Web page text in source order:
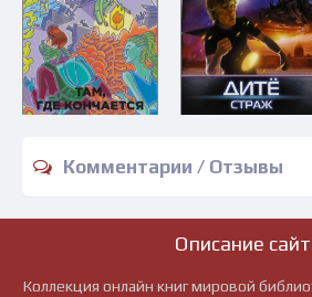
Комментарии / Отзывы
Описание
Коллекция онлайн книг мировой